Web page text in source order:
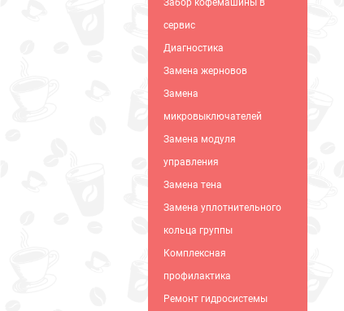
Забор кофемашины в
сервис
Диагностика
Замена жерновов
Замена
микровыключателей
Замена модуля
управления
Замена тена
Замена уплотнительного
кольца группы
Комплексная
профилактика
Ремонт гидросистемы